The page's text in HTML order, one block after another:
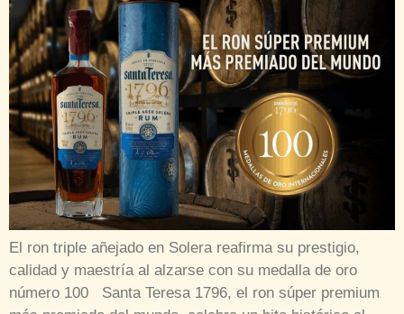
El ron triple añejado en Solera reafirma su prestigio,
calidad y maestría al alzarse con su medalla de oro
número 100 Santa Teresa 1796, el ron súper premium